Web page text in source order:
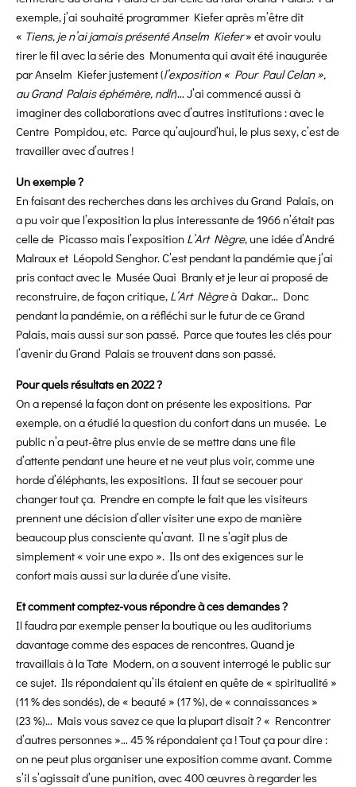
exemple, j’ai souhaité programmer Kiefer après m’être dit
« Tiens, je n’ai jamais présenté Anselm Kiefer» et avoir voulu
tirer le fil avec la série des Monumenta qui avait été inaugurée
par Anselm Kiefer justement (l’exposition « Pour Paul Celan »,
au Grand Palais éphémère, ndlr)… J’ai commencé aussi à
imaginer des collaborations avec d’autres institutions : avec le
Centre Pompidou, etc. Parce qu’aujourd’hui, le plus sexy, c’est de
travailler avec d’autres !
Un exemple ?
En faisant des recherches dans les archives du Grand Palais, on
a pu voir que l’exposition la plus interessante de 1966 n’était pas
celle de Picasso mais l’exposition L’Art Nègre, une idée d’André
Malraux et Léopold Senghor. C’est pendant la pandémie que j’ai
pris contact avec le Musée Quai Branly et je leur ai proposé de
reconstruire, de façon critique, L’Art Nègreà Dakar… Donc
pendant la pandémie, on a réfléchi sur le futur de ce Grand
Palais, mais aussi sur son passé. Parce que toutes les clés pour
l’avenir du Grand Palais se trouvent dans son passé.
Pour quels résultats en 2022 ?
On a repensé la façon dont on présente les expositions. Par
exemple, on a étudié la question du confort dans un musée. Le
public n’a peut-être plus envie de se mettre dans une file
d’attente pendant une heure et ne veut plus voir, comme une
horde d’éléphants, les expositions. Il faut se secouer pour
changer tout ça. Prendre en compte le fait que les visiteurs
prennent une décision d’aller visiter une expo de manière
beaucoup plus consciente qu’avant. Il ne s’agit plus de
simplement « voir une expo ». Ils ont des exigences sur le
confort mais aussi sur la durée d’une visite.
Et comment comptez-vous répondre à ces demandes ?
Il faudra par exemple penser la boutique ou les auditoriums
davantage comme des espaces de rencontres. Quand je
travaillais à la Tate Modern, on a souvent interrogé le public sur
ce sujet. Ils répondaient qu’ils étaient en quête de « spiritualité »
(11 % des sondés), de « beauté » (17 %), de « connaissances »
(23 %)… Mais vous savez ce que la plupart disait ? « Rencontrer
d’autres personnes »… 45 % répondaient ça ! Tout ça pour dire :
on ne peut plus organiser une exposition comme avant. Comme
s’il s’agissait d’une punition, avec 400 œuvres à regarder les